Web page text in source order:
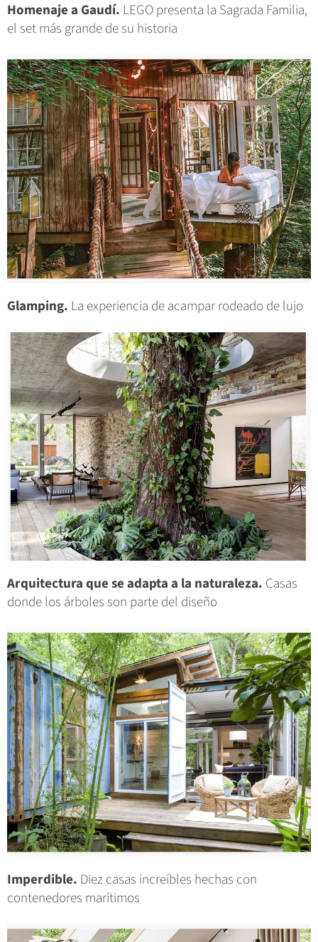
Homenaje a Gaudí. LEGO presenta la Sagrada Familia,
el set más grande de su historia
Glamping. La experiencia de acampar rodeado de lujo
Arquitectura que se adapta a la naturaleza. Casas
donde los árboles son parte del diseño
Imperdible. Diez casas increíbles hechas con
contenedores marítimos